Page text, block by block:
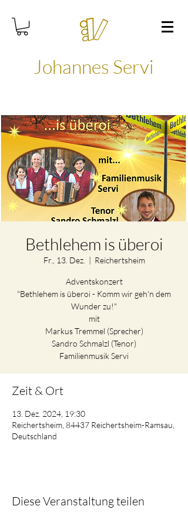
Johannes Servi
Bethlehem is überoi
Fr., 13. Dez.
  |
Reichertsheim
Adventskonzert
"Bethlehem is überoi - Komm wir geh'n dem
Wunder zu!"
mit
Markus Tremmel (Sprecher)
Sandro Schmalzl (Tenor)
Familienmusik Servi
Zeit & Ort
13. Dez. 2024, 19:30
Reichertsheim, 84437 Reichertsheim-Ramsau,
Deutschland
Diese Veranstaltung teilen